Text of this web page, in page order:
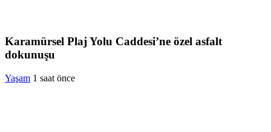
Karamürsel Plaj Yolu Caddesi’ne özel asfalt
dokunuşu
Yaşam 1 saat önce